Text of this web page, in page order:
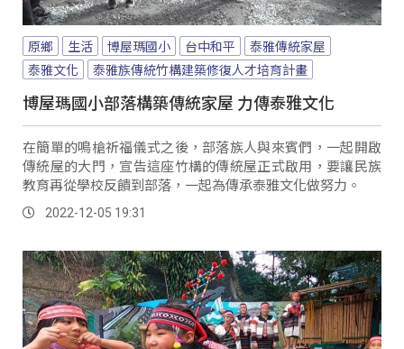
原鄉 生活 博屋瑪國小 台中和平
泰雅傳統家屋
泰雅文化
泰雅族傳統竹構建築修復人才培育計畫
博屋瑪國小部落構築傳統家屋 力傳泰雅文化
在簡單的鳴槍祈福儀式之後，部落族人與來賓們，一起開啟
傳統屋的大門，宣告這座竹構的傳統屋正式啟用，要讓民族
教育再從學校反饋到部落，一起為傳承泰雅文化做努力。
2022-12-05 19:31